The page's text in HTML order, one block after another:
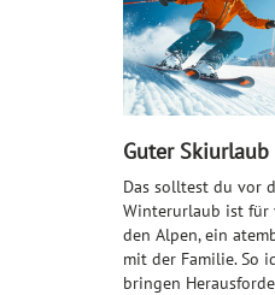
Guter
Das solltest du vor
Winterurlaub ist für
den Alpen, ein
mit der Familie. So
bringen